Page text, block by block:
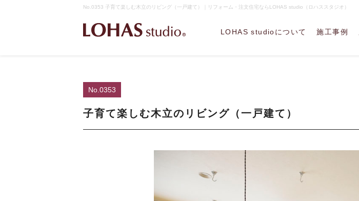
No.0353 子育て楽しむ木立のリビング（一戸建て）｜リフォーム・注文住宅ならLOHAS studio（ロハススタジオ）
LOHAS studioについて 施工事例
No.0353
子育て楽しむ木立のリビング（一戸建て）